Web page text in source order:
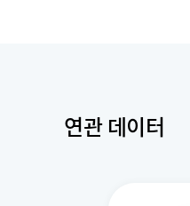
연관 데이터